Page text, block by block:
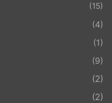
(15)
(4)
(1)
(9)
(2)
(2)